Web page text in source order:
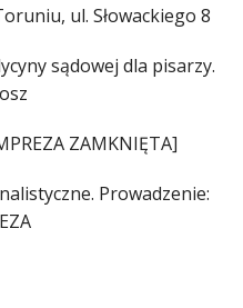
ul. Słowackiego 8
sądowej dla pisarzy.
ZAMKNIĘTA]
Prowadzenie: